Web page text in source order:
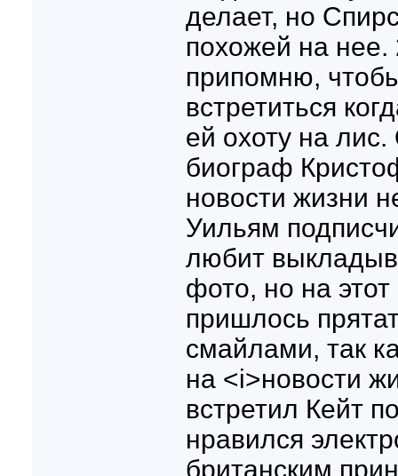
делает, но
похожей на нее.
припомню,
встретиться
ей охоту на
биограф
новости жизни
Уильям
любит
фото, но на
пришлось
смайлами, так
на <i>новости
встретил Кейт
нравился
британским